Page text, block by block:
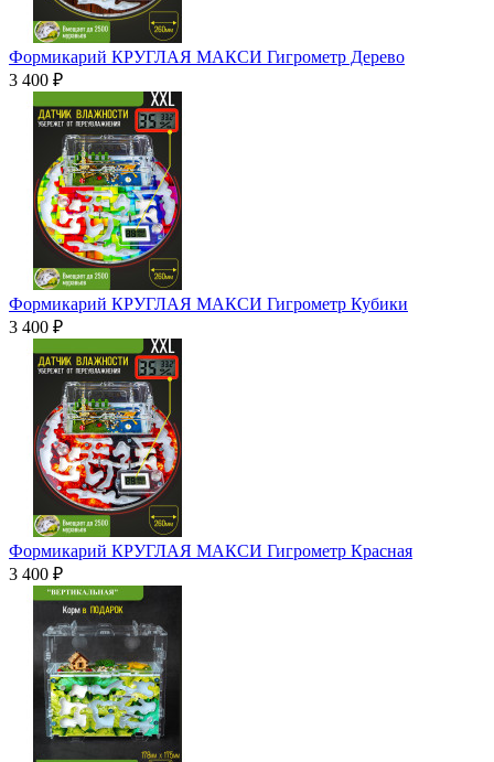
Формикарий КРУГЛАЯ МАКСИ Гигрометр Дерево
3 400 ₽
Формикарий КРУГЛАЯ МАКСИ Гигрометр Кубики
3 400 ₽
Формикарий КРУГЛАЯ МАКСИ Гигрометр Красная
3 400 ₽